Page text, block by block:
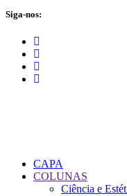
Siga-nos:
CAPA
COLUNAS
Ciência e